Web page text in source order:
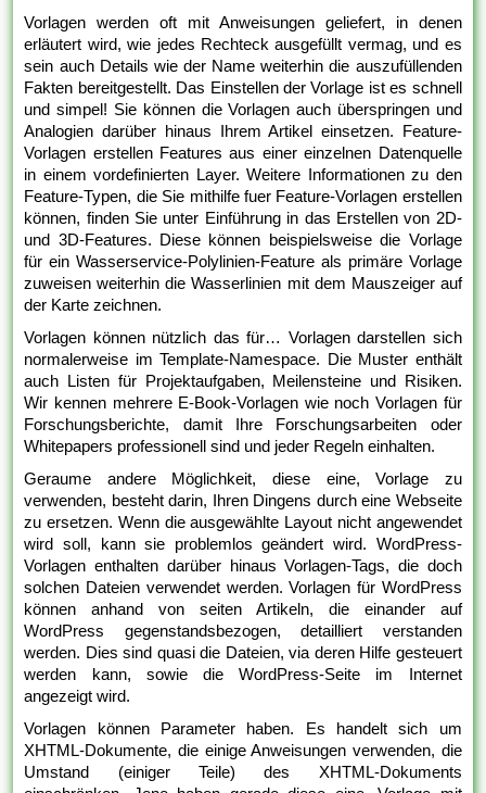
Vorlagen werden oft mit Anweisungen geliefert, in denen
erläutert wird, wie jedes Rechteck ausgefüllt vermag, und es
sein auch Details wie der Name weiterhin die auszufüllenden
Fakten bereitgestellt. Das Einstellen der Vorlage ist es schnell
und simpel! Sie können die Vorlagen auch überspringen und
Analogien darüber hinaus Ihrem Artikel einsetzen. Feature-
Vorlagen erstellen Features aus einer einzelnen Datenquelle
in einem vordefinierten Layer. Weitere Informationen zu den
Feature-Typen, die Sie mithilfe fuer Feature-Vorlagen erstellen
können, finden Sie unter Einführung in das Erstellen von 2D-
und 3D-Features. Diese können beispielsweise die Vorlage
für ein Wasserservice-Polylinien-Feature als primäre Vorlage
zuweisen weiterhin die Wasserlinien mit dem Mauszeiger auf
der Karte zeichnen.
Vorlagen können nützlich das für… Vorlagen darstellen sich
normalerweise im Template-Namespace. Die Muster enthält
auch Listen für Projektaufgaben, Meilensteine und Risiken.
Wir kennen mehrere E-Book-Vorlagen wie noch Vorlagen für
Forschungsberichte, damit Ihre Forschungsarbeiten oder
Whitepapers professionell sind und jeder Regeln einhalten.
Geraume andere Möglichkeit, diese eine, Vorlage zu
verwenden, besteht darin, Ihren Dingens durch eine Webseite
zu ersetzen. Wenn die ausgewählte Layout nicht angewendet
wird soll, kann sie problemlos geändert wird. WordPress-
Vorlagen enthalten darüber hinaus Vorlagen-Tags, die doch
solchen Dateien verwendet werden. Vorlagen für WordPress
können anhand von seiten Artikeln, die einander auf
WordPress gegenstandsbezogen, detailliert verstanden
werden. Dies sind quasi die Dateien, via deren Hilfe gesteuert
werden kann, sowie die WordPress-Seite im Internet
angezeigt wird.
Vorlagen können Parameter haben. Es handelt sich um
XHTML-Dokumente, die einige Anweisungen verwenden, die
Umstand (einiger Teile) des XHTML-Dokuments